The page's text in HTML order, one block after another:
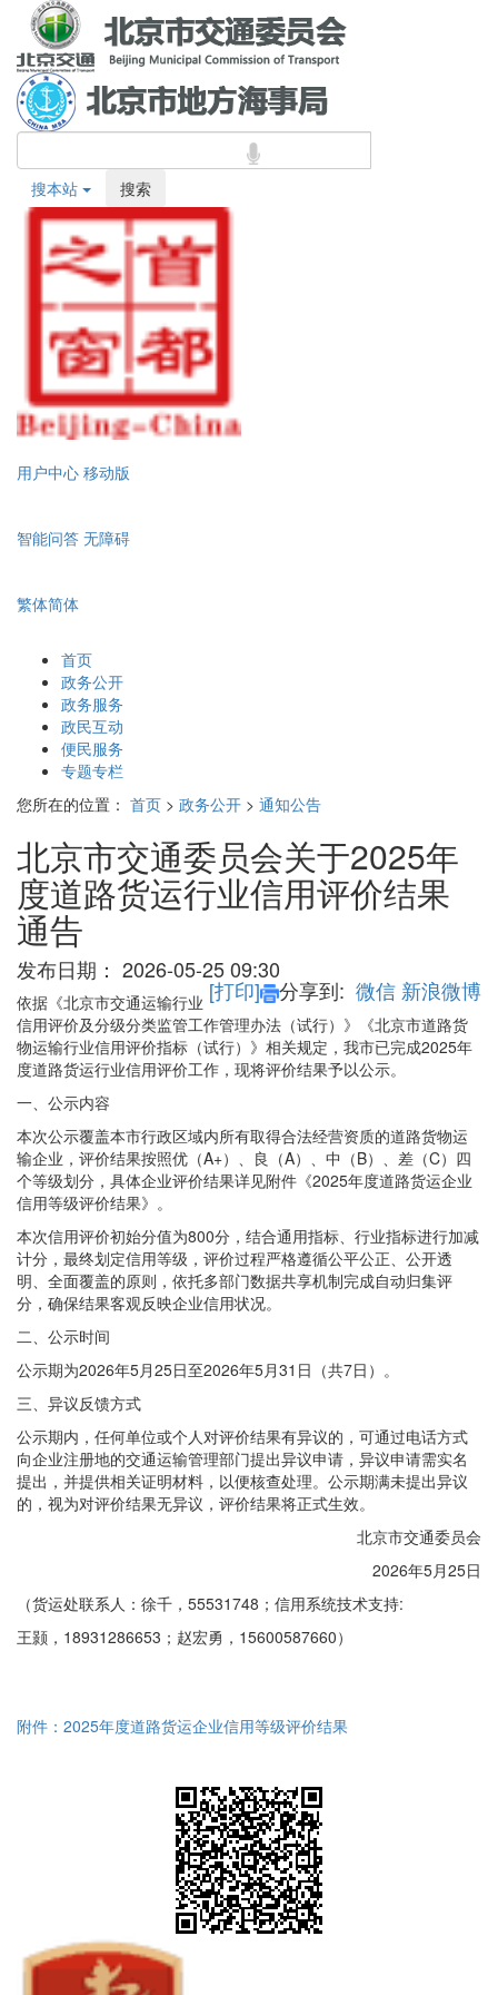
搜本站 搜索
用户中心 移动版
智能问答 无障碍
繁体简体
首页
政务公开
政务服务
政民互动
便民服务
专题专栏
您所在的位置： 首页 > 政务公开 > 通知公告
北京市交通委员会关于2025年
度道路货运行业信用评价结果
通告
发布日期： 2026-05-25 09:30
[打印] 分享到: 微信 新浪微博
依据《北京市交通运输行业
信用评价及分级分类监管工作管理办法（试行）》《北京市道路货
物运输行业信用评价指标（试行）》相关规定，我市已完成2025年
度道路货运行业信用评价工作，现将评价结果予以公示。
一、公示内容
本次公示覆盖本市行政区域内所有取得合法经营资质的道路货物运
输企业，评价结果按照优（A+）、良（A）、中（B）、差（C）四
个等级划分，具体企业评价结果详见附件《2025年度道路货运企业
信用等级评价结果》。
本次信用评价初始分值为800分，结合通用指标、行业指标进行加减
计分，最终划定信用等级，评价过程严格遵循公平公正、公开透
明、全面覆盖的原则，依托多部门数据共享机制完成自动归集评
分，确保结果客观反映企业信用状况。
二、公示时间
公示期为2026年5月25日至2026年5月31日（共7日）。
三、异议反馈方式
公示期内，任何单位或个人对评价结果有异议的，可通过电话方式
向企业注册地的交通运输管理部门提出异议申请，异议申请需实名
提出，并提供相关证明材料，以便核查处理。公示期满未提出异议
的，视为对评价结果无异议，评价结果将正式生效。
北京市交通委员会
2026年5月25日
（货运处联系人：徐千，55531748；信用系统技术支持:
王颢，18931286653；赵宏勇，15600587660）
附件：2025年度道路货运企业信用等级评价结果